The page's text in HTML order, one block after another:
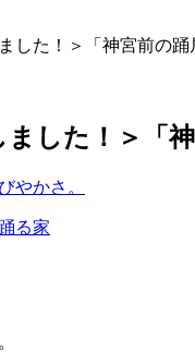
した！＞「神宮前の
ました！＞「
やかさ。
る家